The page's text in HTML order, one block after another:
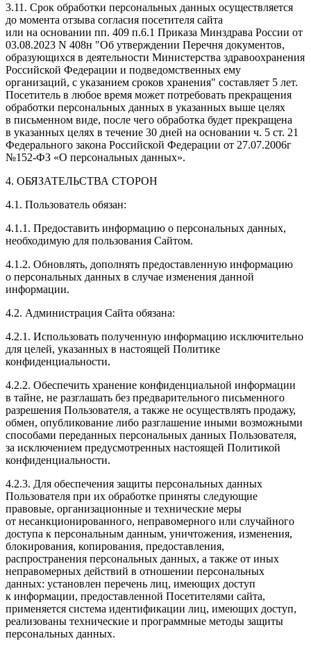
3.11. Срок обработки персональных данных осуществляется
до момента отзыва согласия посетителя сайта
или на основании пп. 409 п.6.1 Приказа Минздрава России от
03.08.2023 N 408н "Об утверждении Перечня документов,
образующихся в деятельности Министерства здравоохранения
Российской Федерации и подведомственных ему
организаций, с указанием сроков хранения" составляет 5 лет.
Посетитель в любое время может потребовать прекращения
обработки персональных данных в указанных выше целях
в письменном виде, после чего обработка будет прекращена
в указанных целях в течение 30 дней на основании ч. 5 ст. 21
Федерального закона Российской Федерации от 27.07.2006г
№152-ФЗ «О персональных данных».
4. ОБЯЗАТЕЛЬСТВА СТОРОН
4.1. Пользователь обязан:
4.1.1. Предоставить информацию о персональных данных,
необходимую для пользования Сайтом.
4.1.2. Обновлять, дополнять предоставленную информацию
о персональных данных в случае изменения данной
информации.
4.2. Администрация Сайта обязана:
4.2.1. Использовать полученную информацию исключительно
для целей, указанных в настоящей Политике
конфиденциальности.
4.2.2. Обеспечить хранение конфиденциальной информации
в тайне, не разглашать без предварительного письменного
разрешения Пользователя, а также не осуществлять продажу,
обмен, опубликование либо разглашение иными возможными
способами переданных персональных данных Пользователя,
за исключением предусмотренных настоящей Политикой
конфиденциальности.
4.2.3. Для обеспечения защиты персональных данных
Пользователя при их обработке приняты следующие
правовые, организационные и технические меры
от несанкционированного, неправомерного или случайного
доступа к персональным данным, уничтожения, изменения,
блокирования, копирования, предоставления,
распространения персональных данных, а также от иных
неправомерных действий в отношении персональных
данных: установлен перечень лиц, имеющих доступ
к информации, предоставленной Посетителями сайта,
применяется система идентификации лиц, имеющих доступ,
реализованы технические и программные методы защиты
персональных данных.